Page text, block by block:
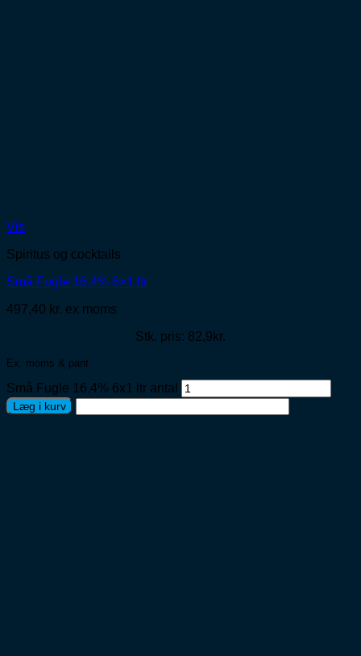
Vis
Spiritus og cocktails
Små Fugle 16,4% 6×1 ltr
497,40 kr. ex moms
Stk. pris: 82,9kr.
Ex. moms & pant
Små Fugle 16,4% 6x1 ltr antal
Læg i kurv